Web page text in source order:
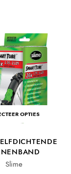
OPTIES
Slime